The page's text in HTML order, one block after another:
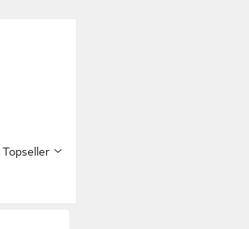
Topseller